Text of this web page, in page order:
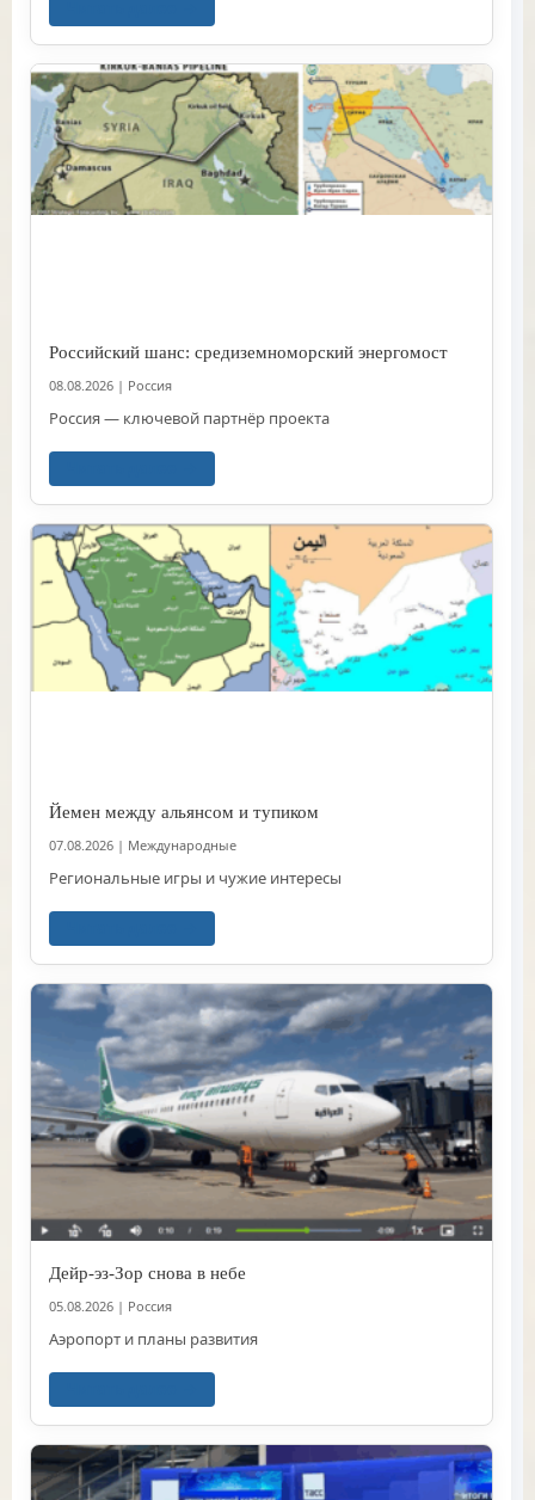
Российский шанс: средиземноморский энергомост
08.08.2026 | Россия
Россия — ключевой партнёр проекта
Йемен между альянсом и тупиком
07.08.2026 | Международные
Региональные игры и чужие интересы
Дейр-эз-Зор снова в небе
05.08.2026 | Россия
Аэропорт и планы развития